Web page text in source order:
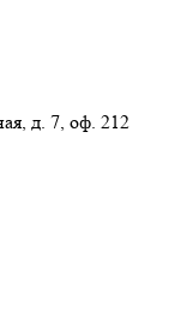
д. 7, оф. 212